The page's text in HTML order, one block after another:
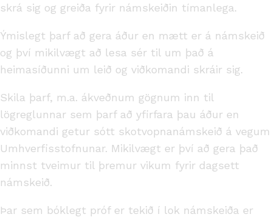
skrá sig og greiða fyrir námskeiðin tímanlega.
Ýmislegt þarf að gera áður en mætt er á námskeið
og því mikilvægt að lesa sér til um það á
heimasíðunni um leið og viðkomandi skráir sig.
Skila þarf, m.a. ákveðnum gögnum inn til
lögreglunnar sem þarf að yfirfara þau áður en
viðkomandi getur sótt skotvopnanámskeið á vegum
Umhverfisstofnunar. Mikilvægt er því að gera það
minnst tveimur til þremur vikum fyrir dagsett
námskeið.
Þar sem bóklegt próf er tekið í lok námskeiða er